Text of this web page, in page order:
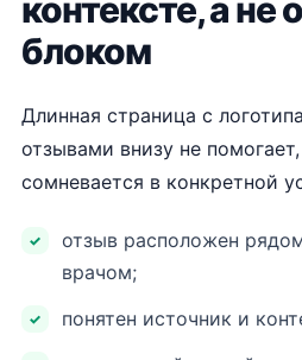
контексте, а
блоком
Длинная страница с
отзывами внизу не
сомневается в конкретной
отзыв расположен
врачом;
понятен источник и